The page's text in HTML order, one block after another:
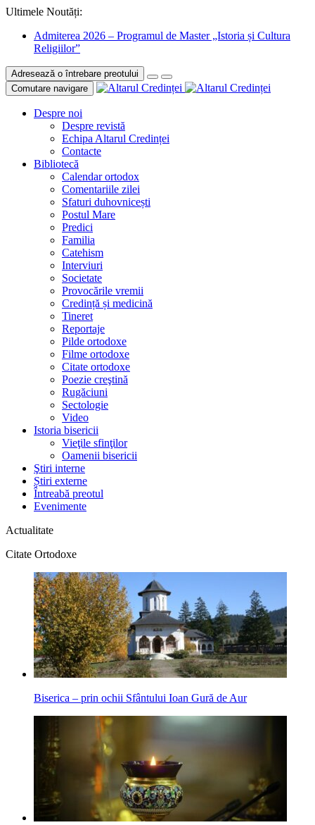
Ultimele Noutăți:
Admiterea 2026 – Programul de Master „Istoria și Cultura
Religiilor”
Adresează o întrebare preotului
Comutare navigare
Despre noi
Despre revistă
Echipa Altarul Credinței
Contacte
Bibliotecă
Calendar ortodox
Comentariile zilei
Sfaturi duhovnicești
Postul Mare
Predici
Familia
Catehism
Interviuri
Societate
Provocările vremii
Credință și medicină
Tineret
Reportaje
Pilde ortodoxe
Filme ortodoxe
Citate ortodoxe
Poezie creştină
Rugăciuni
Sectologie
Video
Istoria bisericii
Vieţile sfinţilor
Oamenii bisericii
Ştiri interne
Știri externe
Întreabă preotul
Evenimente
Actualitate
Citate Ortodoxe
Biserica – prin ochii Sfântului Ioan Gură de Aur